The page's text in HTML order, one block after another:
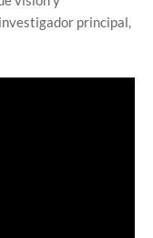
principal,